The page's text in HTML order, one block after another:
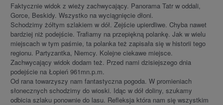
Faktycznie widok z wieży zachwycający. Panorama Tatr w oddali,
Gorce, Beskidy. Wszystko na wyciągnięcie dłoni.
Schodzimy żółtym szlakiem w dół. Zejście upierdliwe. Chyba nawet
bardziej niż podejście. Trafiamy na przepiękną polankę. Jak w wielu
miejscach w tym paśmie, ta polanka też zapisała się w historii tego
regionu. Partyzantka, Niemcy. Kolejne ciekawe miejsce.
Zachwycający widok dodam też. Przed nami dzisiejszego dnia
podejście na Łopień 961mn.p.m.
Od rana towarzyszy nam fantastyczna pogoda. W promieniach
słonecznych schodzimy do wioski. Idąc w dół doliny, szukamy
odbicia szlaku ponownie do lasu. Refleksja która nam się wszystkim